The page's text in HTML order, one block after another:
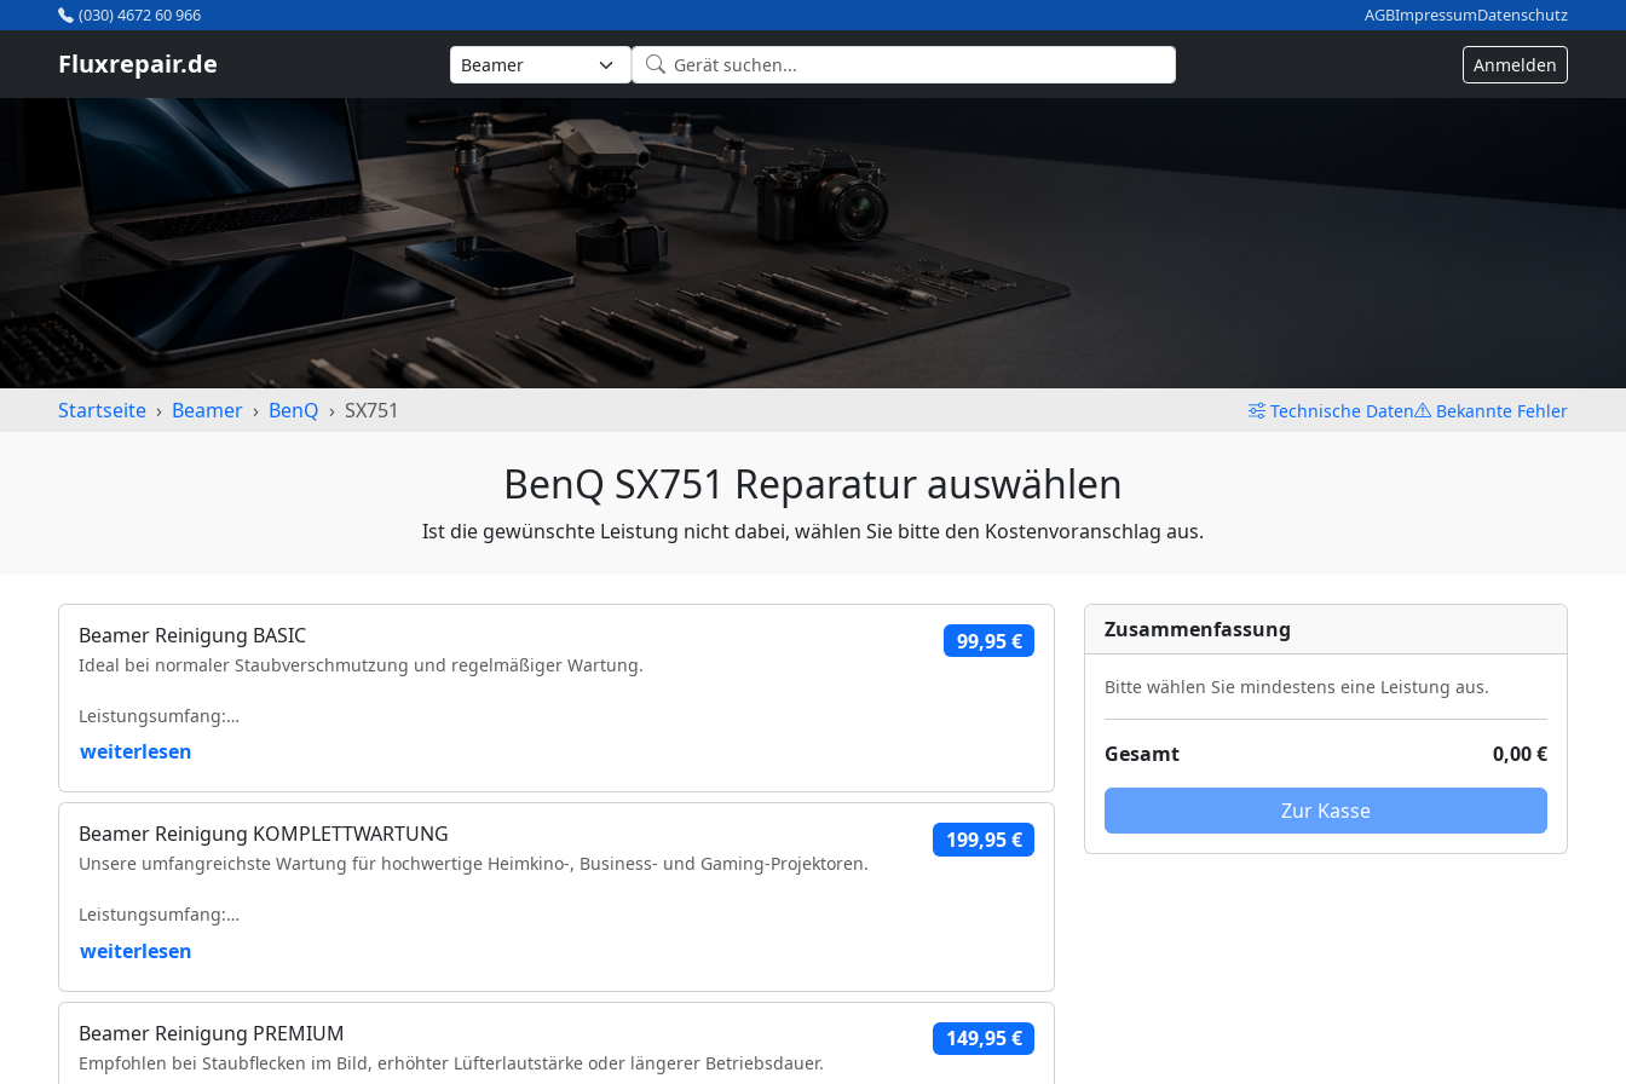
(030) 4672 60 966 AGBImpressumDatenschutz
Fluxrepair.de Anmelden
Startseite Beamer BenQ SX751 Technische Daten Bekannte Fehler
BenQ SX751 Reparatur auswählen
Ist die gewünschte Leistung nicht dabei, wählen Sie bitte den Kostenvoranschlag aus.
Beamer Reinigung BASIC
Ideal bei normaler Staubverschmutzung und regelmäßiger Wartung.
Leistungsumfang:
Reinigung der Luftfilter und Gehäuseteile
Reinigung der Lüfter und Lüftungskanäle
Objektivreinigung
Entfernung loser Staubablagerungen im Geräteinneren
Funktionsprüfung
VDE-Sicherheitsprüfung
weiterlesen
99,95 €
Beamer Reinigung KOMPLETTWARTUNG
Unsere umfangreichste Wartung für hochwertige Heimkino-, Business- und Gaming-Projektoren.
Leistungsumfang:
Vollständige Zerlegung des Projektors (modellabhängig)
Komplette Reinigung des optischen Lichtwegs
Reinigung des DMD-/LCD-Bereichs
Reinigung und Prüfung des Farbrads
weiterlesen
199,95 €
Beamer Reinigung PREMIUM
Empfohlen bei Staubflecken im Bild, erhöhter Lüfterlautstärke oder längerer Betriebsdauer.
149,95 €
Zusammenfassung
Bitte wählen Sie mindestens eine Leistung aus.
Gesamt 0,00 €
Zur Kasse